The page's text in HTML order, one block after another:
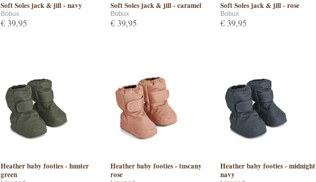
Soft Soles jack & jill - navy
Bobux
€ 39,95
Soft Soles jack & jill - caramel
Bobux
€ 39,95
Soft Soles jack & jill - rose
Bobux
€ 39,95
Heather baby footies - hunter
green
Heather baby footies - tuscany
rose
Heather baby footies - midnight
navy